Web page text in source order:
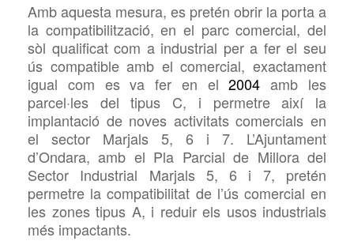
Amb aquesta mesura, es pretén obrir la porta a
la compatibilització, en el parc comercial, del
sòl qualificat com a industrial per a fer el seu
ús compatible amb el comercial, exactament
igual com es va fer en el2004amb les
parcel·les del tipus C, i permetre així la
implantació de noves activitats comercials en
el sector Marjals 5, 6 i 7. L’Ajuntament
d’Ondara, amb el Pla Parcial de Millora del
Sector Industrial Marjals 5, 6 i 7, pretén
permetre la compatibilitat de l’ús comercial en
les zones tipus A, i reduir els usos industrials
més impactants.